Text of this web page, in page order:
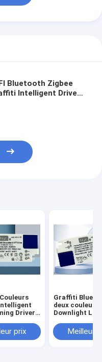
Bluetooth Zigbee
Intelligent Drive
Driver
prix
Graffiti
deux couleurs
Downlight LED
sans filMeilleur